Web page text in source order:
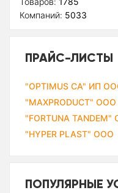
Компаний: 5033
ПРАЙС-ЛИСТЫ
"OPTIMUS CA" ИП
"MAXPRODUCT" ООО
"FORTUNA
"HYPER PLAST" ООО
ПОПУЛЯРНЫЕ